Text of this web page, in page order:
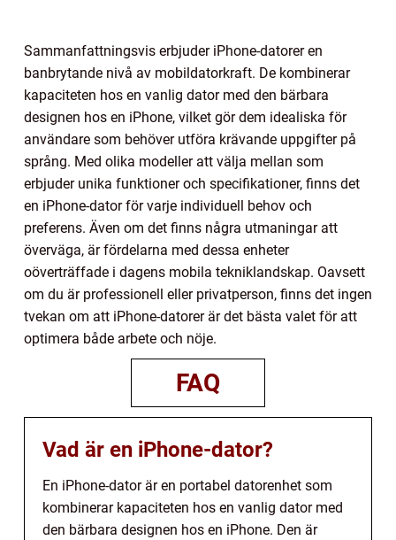
Sammanfattningsvis erbjuder iPhone-datorer en
banbrytande nivå av mobildatorkraft. De kombinerar
kapaciteten hos en vanlig dator med den bärbara
designen hos en iPhone, vilket gör dem idealiska för
användare som behöver utföra krävande uppgifter på
språng. Med olika modeller att välja mellan som
erbjuder unika funktioner och specifikationer, finns det
en iPhone-dator för varje individuell behov och
preferens. Även om det finns några utmaningar att
överväga, är fördelarna med dessa enheter
oöverträffade i dagens mobila tekniklandskap. Oavsett
om du är professionell eller privatperson, finns det ingen
tvekan om att iPhone-datorer är det bästa valet för att
optimera både arbete och nöje.
FAQ
Vad är en iPhone-dator?
En iPhone-dator är en portabel datorenhet som
kombinerar kapaciteten hos en vanlig dator med
den bärbara designen hos en iPhone. Den är